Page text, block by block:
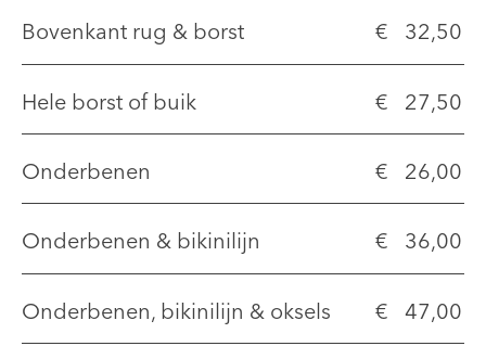
Bovenkant rug & borst € 32,50
Hele borst of buik € 27,50
Onderbenen € 26,00
Onderbenen & bikinilijn € 36,00
Onderbenen, bikinilijn & oksels € 47,00